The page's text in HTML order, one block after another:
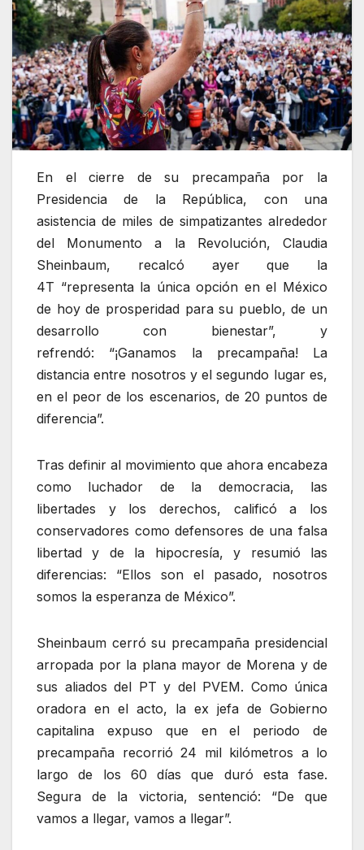
En el cierre de su precampaña por la
Presidencia de la República, con una
asistencia de miles de simpatizantes alrededor
del Monumento a la Revolución, Claudia
Sheinbaum, recalcó ayer que la
4T
representa la única opción en el México
de hoy de prosperidad para su pueblo, de un
desarrollo con bienestar , y
refrendó:
¡Ganamos la precampaña! La
distancia entre nosotros y el segundo lugar es,
en el peor de los escenarios, de 20 puntos de
diferencia .
Tras definir al movimiento que ahora encabeza
como luchador de la democracia, las
libertades y los derechos, calificó a los
conservadores como defensores de una falsa
libertad y de la hipocresía, y resumió las
diferencias:
Ellos son el pasado, nosotros
somos la esperanza de México .
Sheinbaum cerró su precampaña presidencial
arropada por la plana mayor de Morena y de
sus aliados del PT y del PVEM. Como única
oradora en el acto, la ex jefa de Gobierno
capitalina expuso que en el periodo de
precampaña recorrió 24 mil kilómetros a lo
largo de los 60 días que duró esta fase.
Segura de la victoria, sentenció:
De que
vamos a llegar, vamos a llegar .